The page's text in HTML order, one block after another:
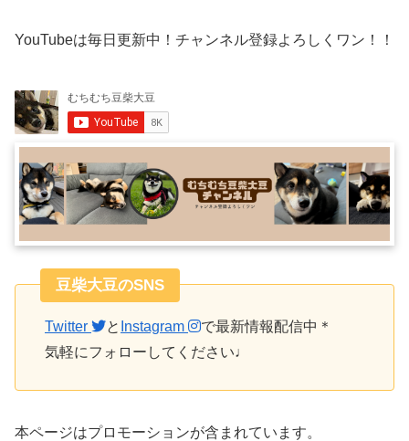
YouTubeは毎日更新中！チャンネル登録よろしくワン！！
豆柴大豆のSNS
Twitter と Instagram
で最新情報配信中＊
気軽にフォローしてください♩
本ページはプロモーションが含まれています。